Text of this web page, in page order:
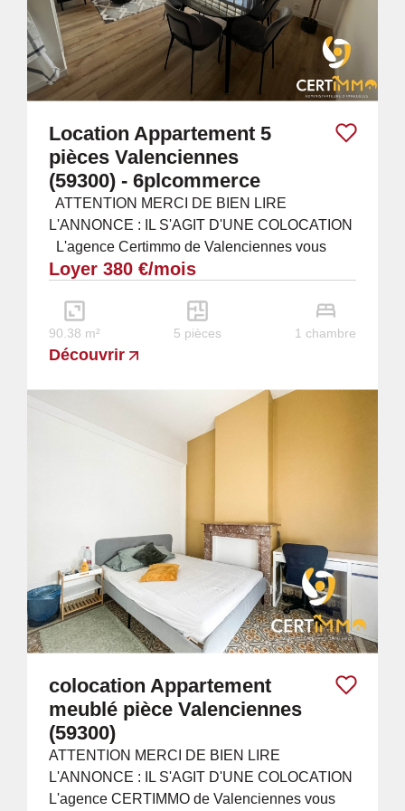
Location Appartement 5
pièces Valenciennes
(59300) - 6plcommerce
ATTENTION MERCI DE BIEN LIRE
L'ANNONCE : IL S'AGIT D'UNE COLOCATION
L'agence Certimmo de Valenciennes vous
propose de découvrir cette colocation ces 5
Loyer 380 €/mois
90.38 m² 5 pièces 1 chambre
Découvrir
colocation Appartement
meublé pièce Valenciennes
(59300)
ATTENTION MERCI DE BIEN LIRE
L'ANNONCE : IL S'AGIT D'UNE COLOCATION
L'agence CERTIMMO de Valenciennes vous